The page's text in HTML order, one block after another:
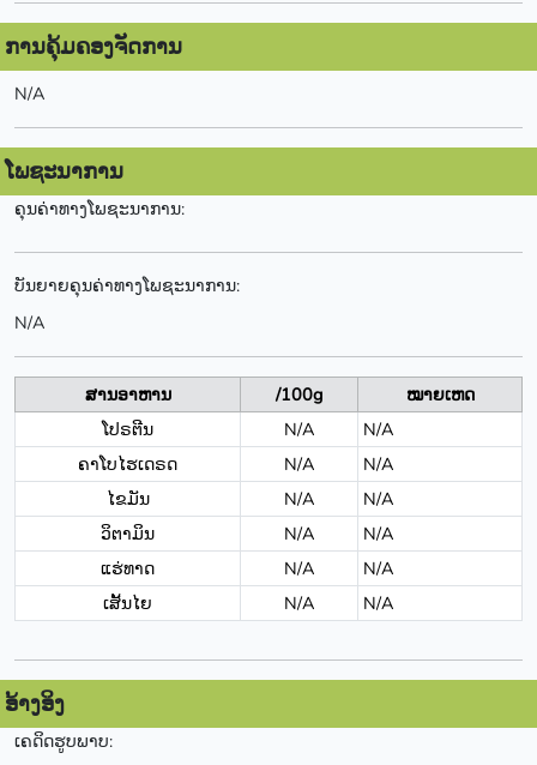
ການຄຸ້ມຄອງຈັດການ
N/A
ໂພຊະນາການ
ຄຸນຄ່າທາງໂພຊະນາການ:
ບັນຍາຍຄຸນຄ່າທາງໂພຊະນາການ:
N/A
ສານອາຫານ /100g
ໝາຍເຫດ
ໂປຣຕີນ
N/A
N/A
ຄາໂບໄຮເດຣດ
N/A
N/A
ໄຂມັນ
N/A
N/A
ວິຕາມິນ
N/A
N/A
ແຮ່ທາດ
N/A
N/A
ເສັ້ນໄຍ
N/A N/A
ອ້າງອິງ
ເຄດິດຮູບພາບ: